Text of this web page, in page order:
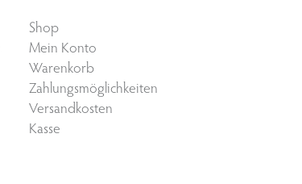
Shop
Mein Konto
Warenkorb
Zahlungsmöglichkeiten
Versandkosten
Kasse